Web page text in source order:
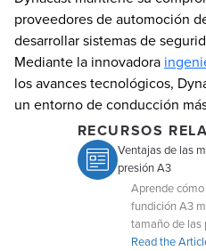
proveedores de automoción
desarrollar sistemas de
Mediante la innovadora
los avances tecnológicos,
un entorno de conducción
RECURSOS
Ventajas de las
presión A3
Aprende
fundición A3
tamaño de las
tiempos de
Read the